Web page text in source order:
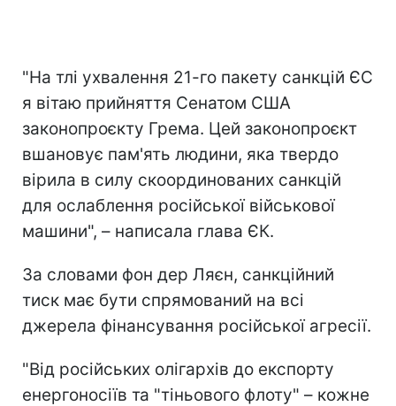
"На тлі ухвалення 21-го пакету санкцій ЄС
я вітаю прийняття Сенатом США
законопроєкту Грема. Цей законопроєкт
вшановує пам'ять людини, яка твердо
вірила в силу скоординованих санкцій
для ослаблення російської військової
машини", – написала глава ЄК.
За словами фон дер Ляєн, санкційний
тиск має бути спрямований на всі
джерела фінансування російської агресії.
"Від російських олігархів до експорту
енергоносіїв та "тіньового флоту" – кожне